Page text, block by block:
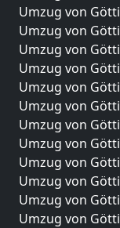
Umzug von
Umzug von
Umzug von
Umzug von
Umzug von
Umzug von
Umzug von
Umzug von
Umzug von
Umzug von
Umzug von
Umzug von